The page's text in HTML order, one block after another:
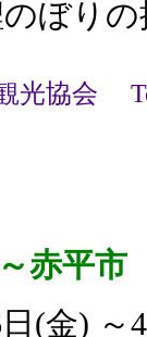
ぼり
光協会
赤平市
(金) ～